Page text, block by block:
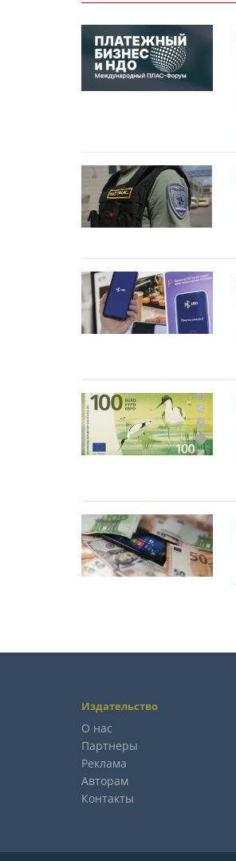
Издательство
О нас
Партнеры
Реклама
Авторам
Контакты